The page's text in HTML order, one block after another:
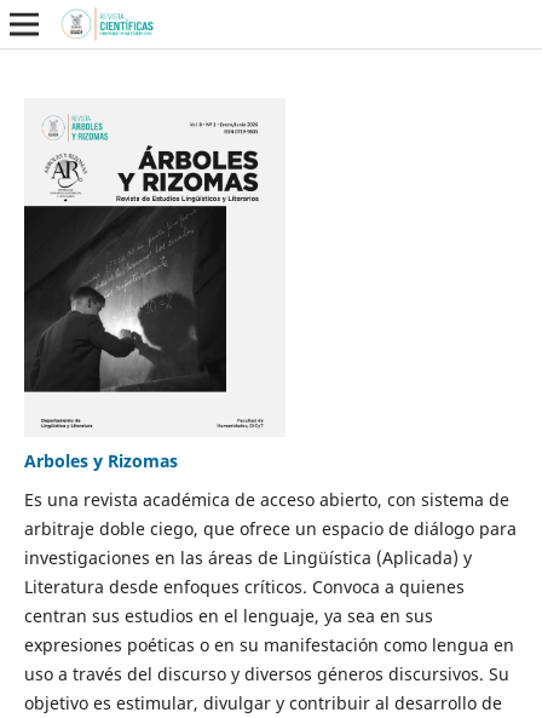
Arboles y Rizomas
Es una revista académica de acceso abierto, con sistema de
arbitraje doble ciego, que ofrece un espacio de diálogo para
investigaciones en las áreas de Lingüística (Aplicada) y
Literatura desde enfoques críticos. Convoca a quienes
centran sus estudios en el lenguaje, ya sea en sus
expresiones poéticas o en su manifestación como lengua en
uso a través del discurso y diversos géneros discursivos. Su
objetivo es estimular, divulgar y contribuir al desarrollo de